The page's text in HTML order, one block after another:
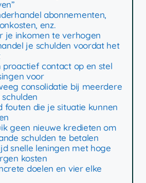
abonnementen,
enz.
je inkomen te verhogen
je schulden voordat het
proactief contact op en stel
voor
consolidatie bij meerdere
schulden
fouten die je situatie kunnen
geen nieuwe kredieten om
schulden te betalen
snelle leningen met hoge
kosten
doelen en vier elke